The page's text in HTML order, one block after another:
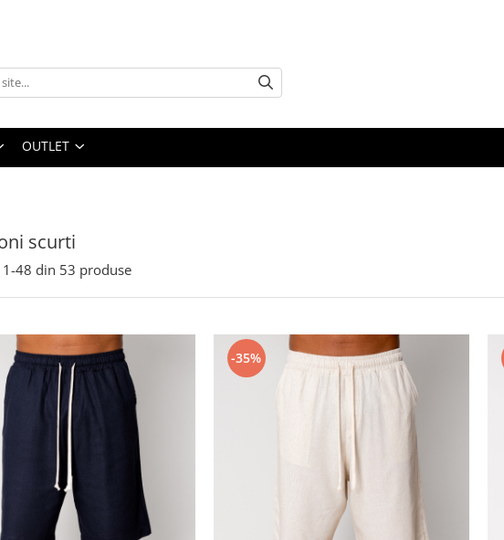
OUTLET
scurti
1-48 din 53 produse
-35%